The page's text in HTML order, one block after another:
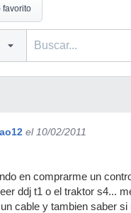
favorito
el 10/02/2011
en comprarme un
ddj t1 o el traktor s4...
cable y tambien saber si